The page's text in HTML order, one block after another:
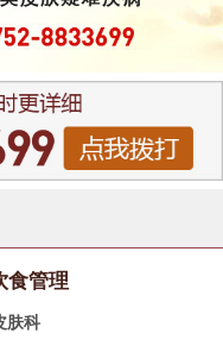
食管理
肤科